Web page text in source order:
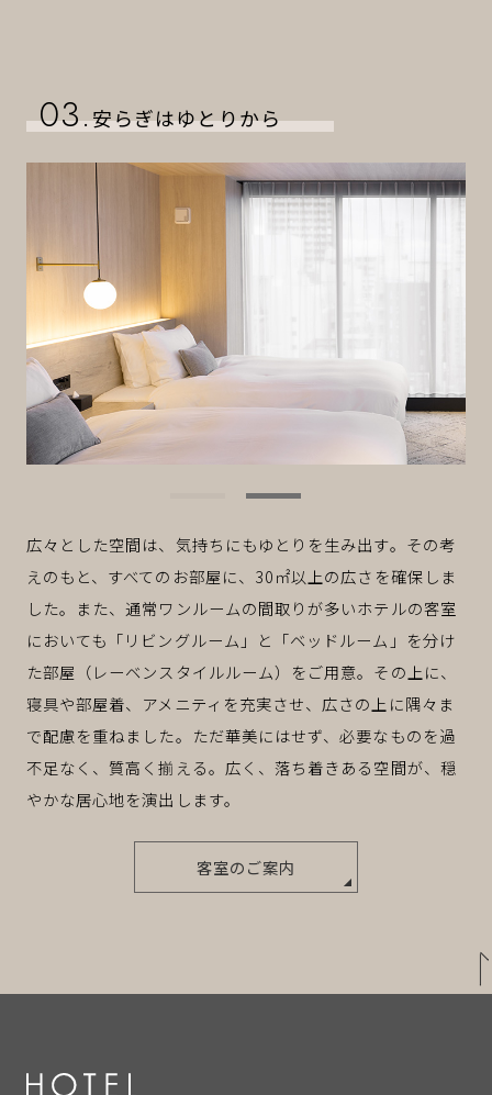
03.安らぎはゆとりから
広々とした空間は、気持ちにもゆとりを生み出す。その考
えのもと、すべてのお部屋に、30㎡以上の広さを確保しま
した。また、通常ワンルームの間取りが多いホテルの客室
においても「リビングルーム」と「ベッドルーム」を分け
た部屋（レーベンスタイルルーム）をご用意。その上に、
寝具や部屋着、アメニティを充実させ、広さの上に隅々ま
で配慮を重ねました。ただ華美にはせず、必要なものを過
不足なく、質高く揃える。広く、落ち着きある空間が、穏
やかな居心地を演出します。
客室のご案内